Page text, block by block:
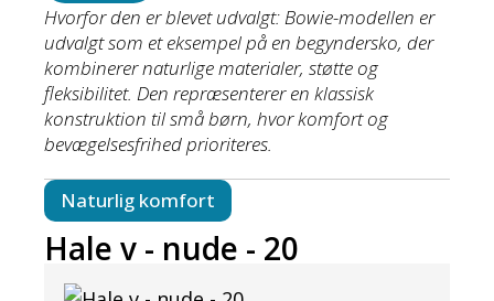
Hvorfor den er blevet udvalgt: Bowie-modellen er
udvalgt som et eksempel på en begyndersko, der
kombinerer naturlige materialer, støtte og
fleksibilitet. Den repræsenterer en klassisk
konstruktion til små børn, hvor komfort og
bevægelsesfrihed prioriteres.
Naturlig komfort
Hale v - nude - 20